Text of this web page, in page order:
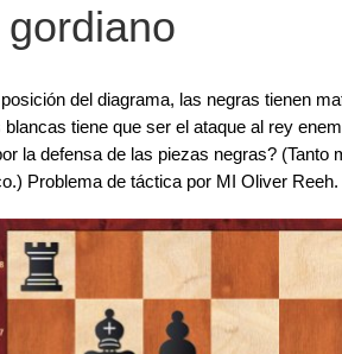
del diagrama, las negras tienen
blancas tiene que ser el ataque al rey
la defensa de las piezas negras?
Problema de táctica por MI Oliver Reeh.